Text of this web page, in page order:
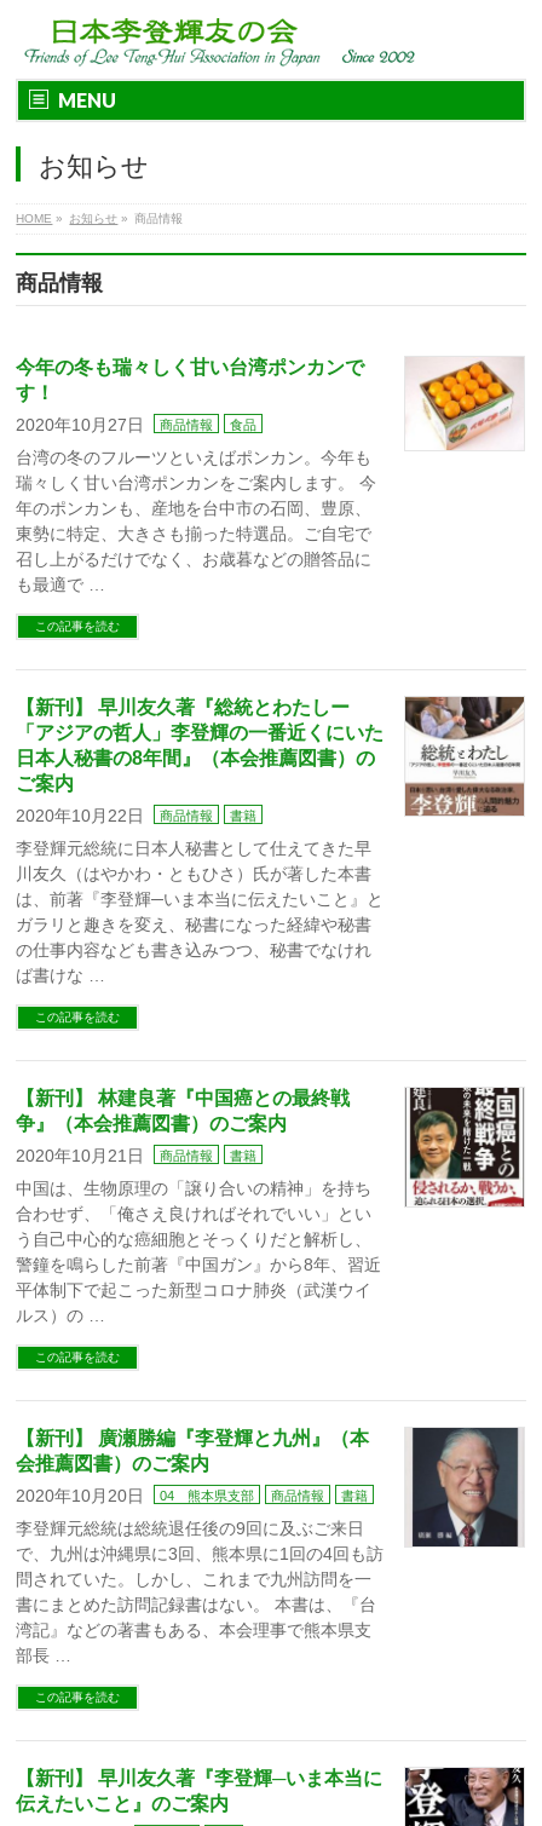
MENU
お知らせ
HOME » お知らせ » 商品情報
商品情報
今年の冬も瑞々しく甘い台湾ポンカンで
す！
2020年10月27日 商品情報 食品
台湾の冬のフルーツといえばポンカン。今年も
瑞々しく甘い台湾ポンカンをご案内します。 今
年のポンカンも、産地を台中市の石岡、豊原、
東勢に特定、大きさも揃った特選品。ご自宅で
召し上がるだけでなく、お歳暮などの贈答品に
も最適で …
この記事を読む
【新刊】 早川友久著『総統とわたしー
「アジアの哲人」李登輝の一番近くにいた
日本人秘書の8年間』（本会推薦図書）の
ご案内
2020年10月22日 商品情報 書籍
李登輝元総統に日本人秘書として仕えてきた早
川友久（はやかわ・ともひさ）氏が著した本書
は、前著『李登輝─いま本当に伝えたいこと』と
ガラリと趣きを変え、秘書になった経緯や秘書
の仕事内容なども書き込みつつ、秘書でなけれ
ば書けな …
この記事を読む
【新刊】 林建良著『中国癌との最終戦
争』（本会推薦図書）のご案内
2020年10月21日 商品情報 書籍
中国は、生物原理の「譲り合いの精神」を持ち
合わせず、「俺さえ良ければそれでいい」とい
う自己中心的な癌細胞とそっくりだと解析し、
警鐘を鳴らした前著『中国ガン』から8年、習近
平体制下で起こった新型コロナ肺炎（武漢ウイ
ルス）の …
この記事を読む
【新刊】 廣瀬勝編『李登輝と九州』（本
会推薦図書）のご案内
2020年10月20日 04 熊本県支部 商品情報 書籍
李登輝元総統は総統退任後の9回に及ぶご来日
で、九州は沖縄県に3回、熊本県に1回の4回も訪
問されていた。しかし、これまで九州訪問を一
書にまとめた訪問記録書はない。 本書は、『台
湾記』などの著書もある、本会理事で熊本県支
部長 …
この記事を読む
【新刊】 早川友久著『李登輝─いま本当に
伝えたいこと』のご案内